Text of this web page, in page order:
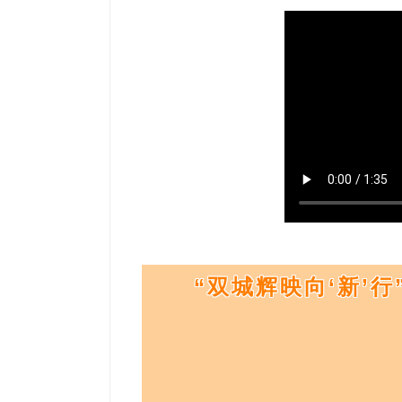
“双城辉映向‘新’行